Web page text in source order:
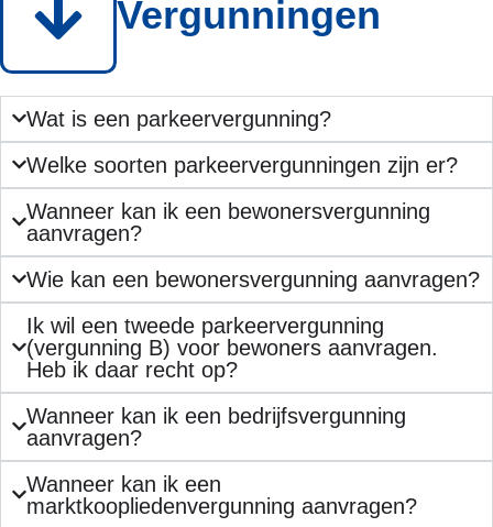
Vergunningen
Wat is een parkeervergunning?
Welke soorten parkeervergunningen zijn er?
Wanneer kan ik een bewonersvergunning
aanvragen?
Wie kan een bewonersvergunning aanvragen?
Ik wil een tweede parkeervergunning
(vergunning B) voor bewoners aanvragen.
Heb ik daar recht op?
Wanneer kan ik een bedrijfsvergunning
aanvragen?
Wanneer kan ik een
marktkoopliedenvergunning aanvragen?